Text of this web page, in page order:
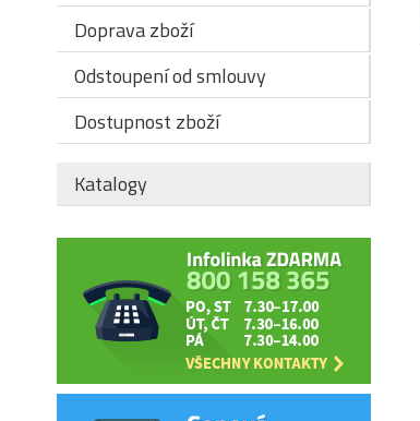
Doprava zboží
Odstoupení od smlouvy
Dostupnost zboží
Katalogy